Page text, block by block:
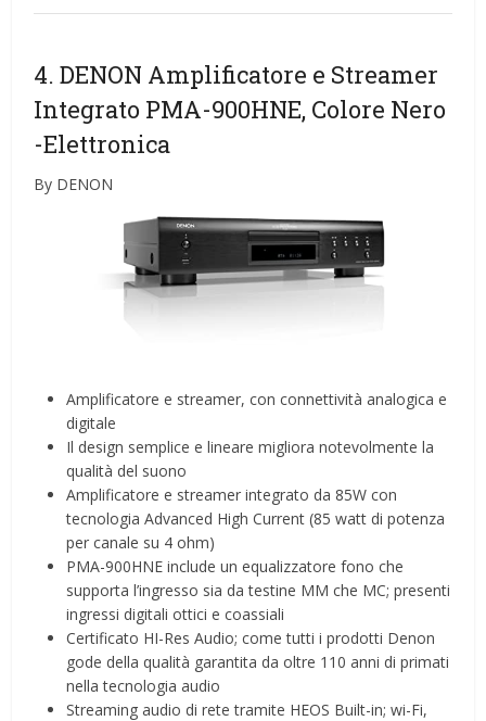
4. DENON Amplificatore e Streamer
Integrato PMA-900HNE, Colore Nero
-Elettronica
By DENON
Amplificatore e streamer, con connettività analogica e
digitale
Il design semplice e lineare migliora notevolmente la
qualità del suono
Amplificatore e streamer integrato da 85W con
tecnologia Advanced High Current (85 watt di potenza
per canale su 4 ohm)
PMA-900HNE include un equalizzatore fono che
supporta l’ingresso sia da testine MM che MC; presenti
ingressi digitali ottici e coassiali
Certificato HI-Res Audio; come tutti i prodotti Denon
gode della qualità garantita da oltre 110 anni di primati
nella tecnologia audio
Streaming audio di rete tramite HEOS Built-in; wi-Fi,